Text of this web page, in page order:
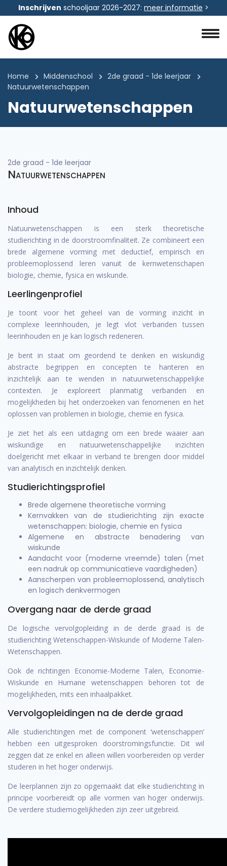
Inschrijven schooljaar 2026-2027: meer informatie >
Home Middenschool
2de graad - 1de leerjaar
Natuurwetenschappen
Natuurwetenschappen
2de graad - 1de leerjaar
Natuurwetenschappen
Inhoud
Natuurwetenschappen is een sterk theoretische
studierichting in de doorstroomfinaliteit. Ze combineert een
brede algemene vorming met deductief, empirisch en
probleemoplossend leren vanuit de kernwetenschapen
biologie, chemie, fysica en wiskunde.
Leerlingenprofiel
Je toont voor het geheel van de vorming inzicht in
complexe leerinhouden, je legt vlot verbanden tussen
leerinhouden en je kan logisch redeneren.
Je bent in staat om geordend te denken en wiskundig
abstracte begrippen en concepten te hanteren en
inzichtelijk aan te wenden in natuurwetenschappelijke
contexten. Je exploreert planmatig verbanden en
mogelijkheden bij het onderzoeken van fenomenen en het
oplossen van problemen in biologie, chemie en fysica.
Je ziet het als een uitdaging om een brede waaier aan
wiskundige en natuurwetenschappelijke inzichten
doelgericht met elkaar in verband te brengen door middel
van analytisch en inzichtelijk denken.
Studierichtingsprofiel
Brede algemene theoretische vorming
Kernvakken van de studierichting zijn exacte
wetenschappen: biologie, chemie en fysica
Algemene en abstracte benadering van
wiskunde
Aandacht voor (moderne vreemde) talen (met
een nadruk op communicatieve vaardigheden)
Aanscherpen van probleemoplossend, analytisch
en logisch denkvermogen
Overgang naar de derde graad
De logische vervolgopleiding in de derde graad is de
studierichting Wetenschappen-Wiskunde of Moderne Talen-
Wetenschappen.
Ook de richtingen Economie-Moderne Talen, Economie-
Wiskunde en Humane wetenschappen behoren tot de
mogelijkheden, mits een inhaalpakket.
Vervolgopleidingen na de derde graad
Alle studierichtingen met de component ‘wetenschappen’
hebben een uitgesproken doorstromingsfunctie. Dit wil
zeggen dat ze enkel en alleen willen voorbereiden op verder
studeren in het hoger onderwijs.
De leerplannen zijn zo opgemaakt dat elke studierichting in
principe voorbereidt op alle vormen van hoger onderwijs.
De verdere studiemogelijkheden zijn zeer uitgebreid.